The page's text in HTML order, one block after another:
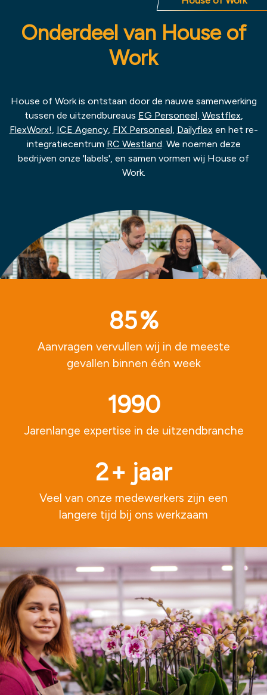
Onderdeel van House of
Work
House of Work is ontstaan door de nauwe samenwerking
tussen de uitzendbureaus EG Personeel, Westflex,
FlexWorx!, ICE Agency, FIX Personeel, Dailyflexen het re-
integratiecentrum RC Westland. We noemen deze
bedrijven onze 'labels', en samen vormen wij House of
Work.
85%
Aanvragen vervullen wij in de meeste
gevallen binnen één week
1990
Jarenlange expertise in de uitzendbranche
2+ jaar
Veel van onze medewerkers zijn een
langere tijd bij ons werkzaam